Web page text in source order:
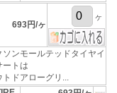
693円/ヶ
ヶ
ソンモールテッドタイヤイ
ートは
トドアローグリ...